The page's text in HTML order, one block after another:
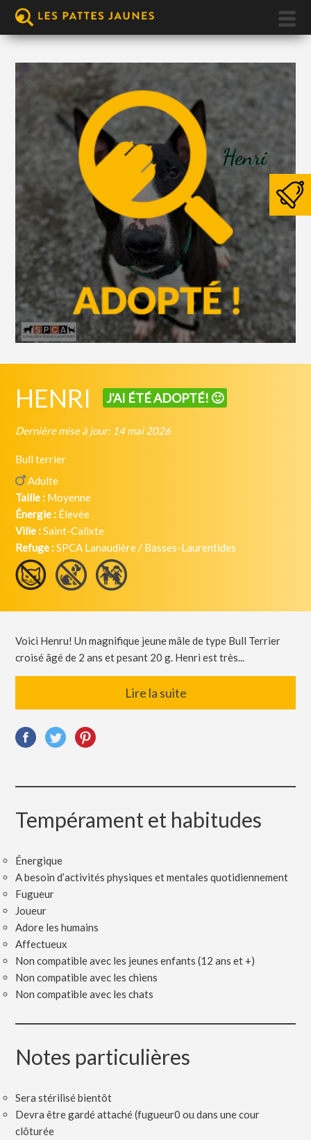
HENRI J'AI ÉTÉ ADOPTÉ! 🙂
Dernière mise à jour: 14 mai 2026
Bull terrier
Adulte
Taille : Moyenne
Énergie : Élevée
Ville :Saint-Calixte
Refuge :SPCA Lanaudière / Basses-Laurentides
Voici Henru! Un magnifique jeune mâle de type Bull Terrier
croisé âgé de 2 ans et pesant 20 g. Henri est très...
Lire la suite
Tempérament et habitudes
Énergique
A besoin d’activités physiques et mentales quotidiennement
Fugueur
Joueur
Adore les humains
Affectueux
Non compatible avec les jeunes enfants (12 ans et +)
Non compatible avec les chiens
Non compatible avec les chats
Notes particulières
Sera stérilisé bientôt
Devra être gardé attaché (fugueur0 ou dans une cour
clôturée